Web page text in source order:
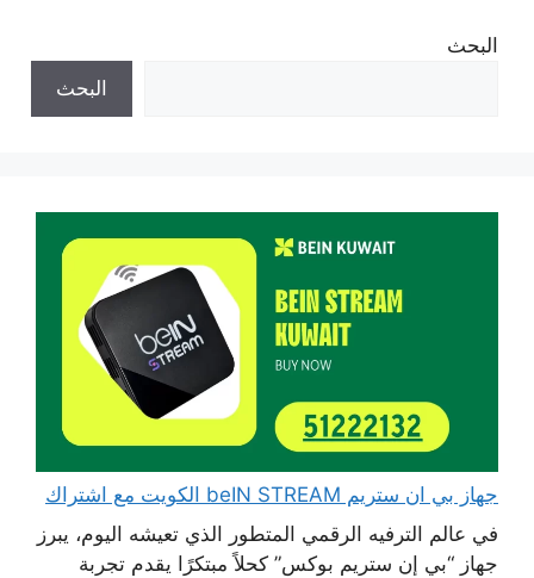
البحث
البحث
جهاز بي ان ستريم beIN STREAM الكويت مع اشتراك
في عالم الترفيه الرقمي المتطور الذي تعيشه اليوم، يبرز
جهاز “بي إن ستريم بوكس” كحلاً مبتكرًا يقدم تجربة